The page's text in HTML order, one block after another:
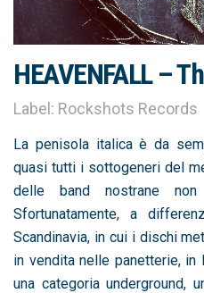
HEAVENFALL –
Label: Rockshots Records
La penisola italica è da
quasi tutti i sottogeneri del
delle band nostrane
Sfortunatamente, a
Scandinavia, in cui i dischi
in vendita nelle panetterie,
una categoria underground,